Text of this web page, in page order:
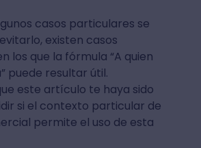
casos particulares se
existen casos
los que la fórmula “A quien
puede resultar útil.
este artículo te haya sido
si el contexto particular de
permite el uso de esta